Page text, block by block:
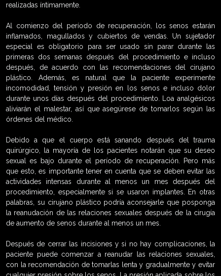
realizadas íntimamente.
Al comienzo del período de recuperación, los senos estarán
inflamados, magullados y cubiertos de vendas. Un sujetador
especial es obligatorio para ser usado sin parar durante las
primeras dos semanas después del procedimiento e incluso
después, de acuerdo con las recomendaciones del cirujano
plástico. Además, es natural que la paciente experimente
incomodidad, tensión y presión en los senos e incluso dolor
durante unos días después del procedimiento. Loa analgésicos
aliviarán el malestar, así que asegúrese de tomarlos según las
órdenes del médico.
Debido a que el cuerpo está sanando después del trauma
quirúrgico, la mayoría de los pacientes notarán que su deseo
sexual es bajo durante el período de recuperación. Pero más
que esto, es importante tener en cuenta que se deben evitar las
actividades intensas durante al menos un mes después del
procedimiento, especialmente si se usaron implantes. En otras
palabras, su cirujano plástico podría aconsejarle que posponga
la reanudación de las relaciones sexuales después de la cirugía
de aumento de senos durante al menos un mes.
Después de cerrar las incisiones y si no hay complicaciones, la
paciente puede comenzar a reanudar las relaciones sexuales,
con la recomendación de tomarlas lenta y gradualmente y evitar